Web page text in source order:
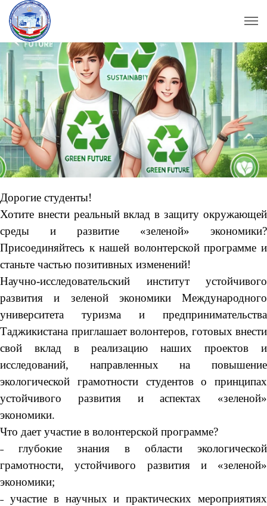
Дорогие студенты!
Хотите внести реальный вклад в защиту окружающей
среды и развитие «зеленой» экономики?
Присоединяйтесь к нашей волонтерской программе и
станьте частью позитивных изменений!
Научно-исследовательский институт устойчивого
развития и зеленой экономики Международного
университета туризма и предпринимательства
Таджикистана приглашает волонтеров, готовых внести
свой вклад в реализацию наших проектов и
исследований, направленных на повышение
экологической грамотности студентов о принципах
устойчивого развития и аспектах «зеленой»
экономики.
Что дает участие в волонтерской программе?
˗ глубокие знания в области экологической
грамотности, устойчивого развития и «зеленой»
экономики;
˗ участие в научных и практических мероприятиях